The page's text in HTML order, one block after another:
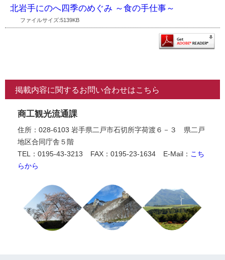
北岩手にのへ四季のめぐみ ～食の手仕事～
ファイルサイズ:5139KB
掲載内容に関するお問い合わせはこちら
商工観光流通課
住所：028-6103 岩手県二戸市石切所字荷渡６－３ 県二戸
地区合同庁舎５階
TEL：0195-43-3213
FAX：0195-23-1634 E-Mail： こち
らから